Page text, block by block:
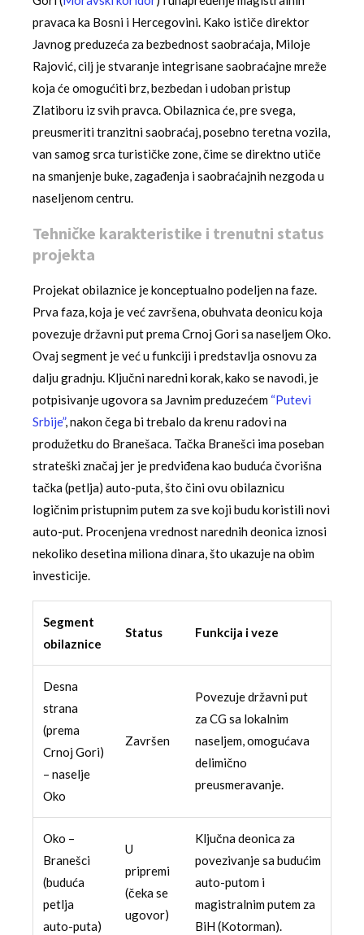
pravaca ka Bosni i Hercegovini. Kako ističe direktor
Javnog preduzeća za bezbednost saobraćaja, Miloje
Rajović, cilj je stvaranje integrisane saobraćajne mreže
koja će omogućiti brz, bezbedan i udoban pristup
Zlatiboru iz svih pravca. Obilaznica će, pre svega,
preusmeriti tranzitni saobraćaj, posebno teretna vozila,
van samog srca turističke zone, čime se direktno utiče
na smanjenje buke, zagađenja i saobraćajnih nezgoda u
naseljenom centru.
Tehničke karakteristike i trenutni status
projekta
Projekat obilaznice je konceptualno podeljen na faze.
Prva faza, koja je već završena, obuhvata deonicu koja
povezuje državni put prema Crnoj Gori sa naseljem Oko.
Ovaj segment je već u funkciji i predstavlja osnovu za
dalju gradnju. Ključni naredni korak, kako se navodi, je
potpisivanje ugovora sa Javnim preduzećem “Putevi
Srbije”, nakon čega bi trebalo da krenu radovi na
produžetku do Branešaca. Tačka Branešci ima poseban
strateški značaj jer je predviđena kao buduća čvorišna
tačka (petlja) auto-puta, što čini ovu obilaznicu
logičnim pristupnim putem za sve koji budu koristili novi
auto-put. Procenjena vrednost narednih deonica iznosi
nekoliko desetina miliona dinara, što ukazuje na obim
investicije.
Segment
obilaznice
Status Funkcija i veze
Desna
strana
(prema
Crnoj Gori)
– naselje
Oko
Završen
Povezuje državni put
za CG sa lokalnim
naseljem, omogućava
delimično
preusmeravanje.
Oko –
Branešci
(buduća
petlja
auto-puta)
U
pripremi
(čeka se
ugovor)
Ključna deonica za
povezivanje sa budućim
auto-putom i
magistralnim putem za
BiH (Kotorman).